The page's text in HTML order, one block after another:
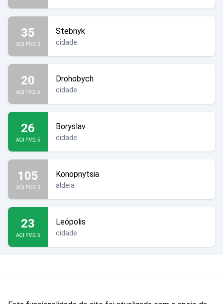
35
AQI PM2.5
Stebnyk
cidade
20
AQI PM2.5
Drohobych
cidade
26
AQI PM2.5
Boryslav
cidade
105
AQI PM2.5
Konopnytsia
aldeia
23
AQI PM2.5
Leópolis
cidade